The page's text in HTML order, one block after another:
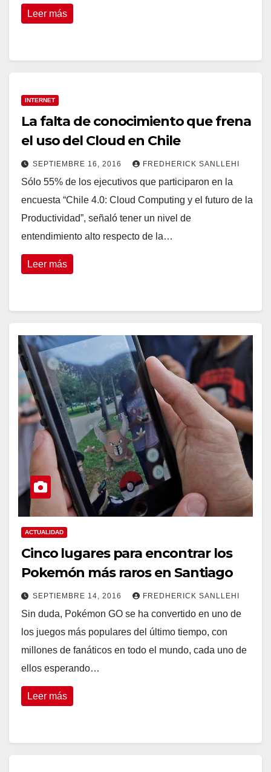
Leer más
INTERNET
La falta de conocimiento que frena
el uso del Cloud en Chile
SEPTIEMBRE 16, 2016 FREDHERICK SANLLEHI
Sólo 55% de los ejecutivos que participaron en la
encuesta “Chile 4.0: Cloud Computing y el futuro de la
Productividad”, señaló tener un nivel de
entendimiento alto respecto de la…
Leer más
ACTUALIDAD
Cinco lugares para encontrar los
Pokemón más raros en Santiago
SEPTIEMBRE 14, 2016 FREDHERICK SANLLEHI
Sin duda, Pokémon GO se ha convertido en uno de
los juegos más populares del último tiempo, con
millones de fanáticos en todo el mundo, cada uno de
ellos esperando…
Leer más